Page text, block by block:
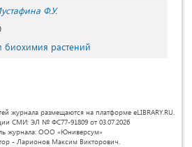
Ф.У.
биохимия растений
журнала размещаются на платформе eLIBRARY.RU.
СМИ: ЭЛ № ФС77-91809 от 03.07.2026
журнала: ООО «Юниверсум»
- Ларионов Максим Викторович.